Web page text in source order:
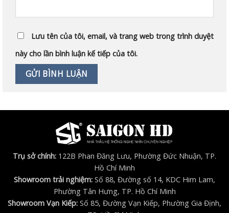
Lưu tên của tôi, email, và trang web trong trình duyệt
này cho lần bình luận kế tiếp của tôi.
Trụ sở chính: 122B Phan Đăng Lưu, Phường Đức Nhuận, TP.
Hồ Chí Minh
Showroom trải nghiệm: Số 88, Đường số 14, KDC Him Lam,
Phường Tân Hưng, TP. Hồ Chí Minh
Showroom Vạn Kiếp: Số 85, Đường Vạn Kiếp, Phường Gia Định,